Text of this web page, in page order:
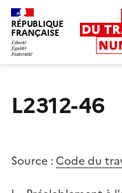
RÉPUBLIQUE
FRANÇAISE
L2312-46
Source : Code du